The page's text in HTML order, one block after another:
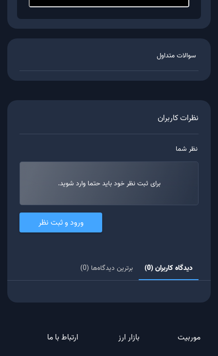
سوالات متداول
نظرات کاربران
نظر شما
برای ثبت نظر خود باید حتما وارد شوید.
ورود و ثبت نظر
دیدگاه کاربران (0) برترین دیدگاه‌ها (0)
موربیت بازار ارز ارتباط با ما